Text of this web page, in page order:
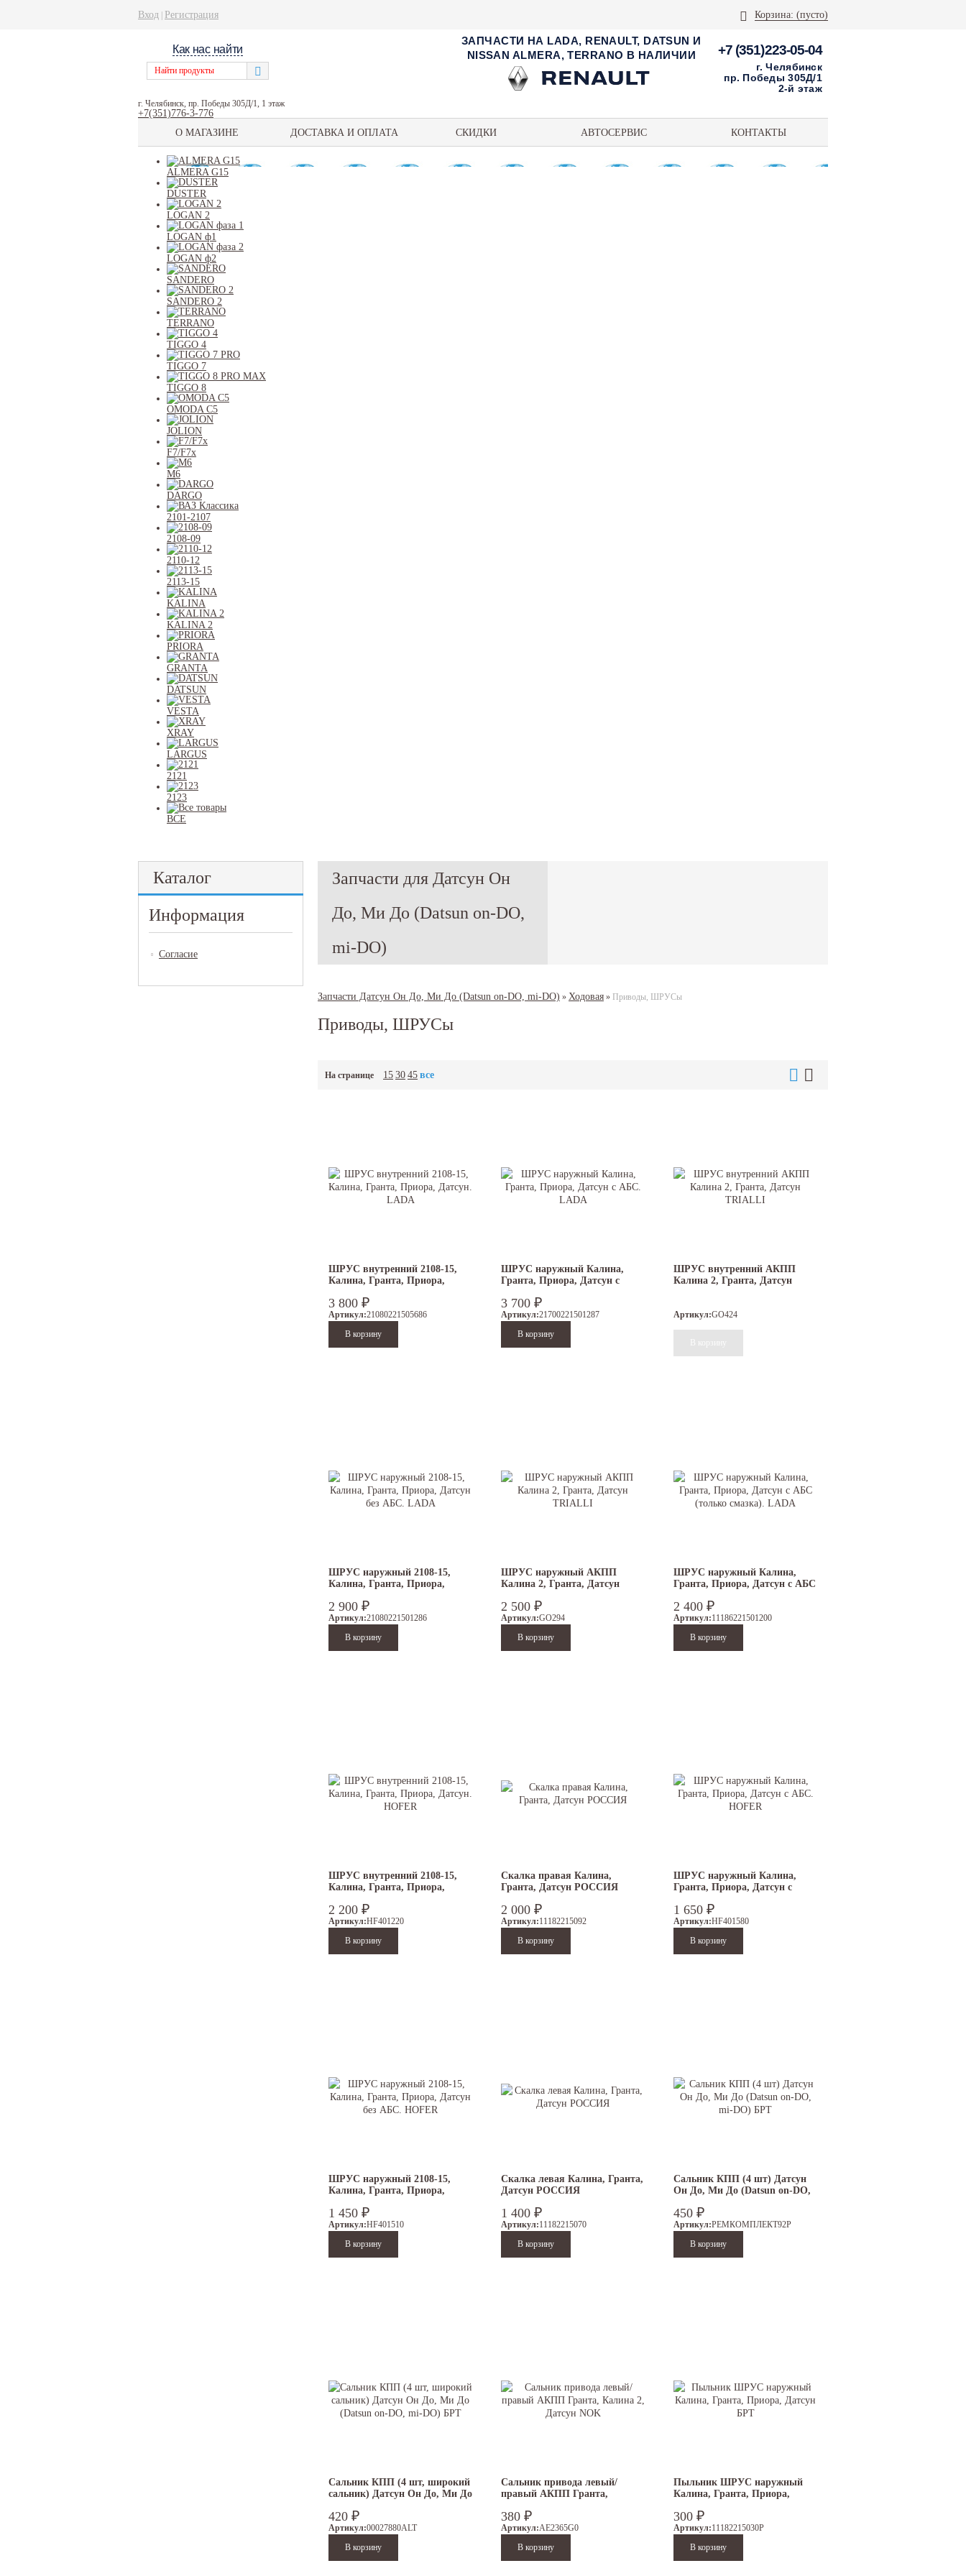
Вход Регистрация Корзина: (пусто)
ЗАПЧАСТИ НА LADA, RENAULT, DATSUN И
NISSAN ALMERA, TERRANO В НАЛИЧИИ
Как нас найти +7 (351)223-05-04
г. Челябинск
пр. Победы 305Д/1
2-й этаж
г. Челябинск, пр. Победы 305Д/1, 1 этаж
+7(351)776-3-776
О МАГАЗИНЕ
ДОСТАВКА И ОПЛАТА СКИДКИ АВТОСЕРВИС КОНТАКТЫ
ALMERA G15
DUSTER
LOGAN 2
LOGAN ф1
LOGAN ф2
SANDERO
SANDERO 2
TERRANO
TIGGO 4
TIGGO 7
TIGGO 8
OMODA C5
JOLION
F7/F7x
M6
DARGO
2101-2107
2108-09
2110-12
2113-15
KALINA
KALINA 2
PRIORA
GRANTA
DATSUN
VESTA
XRAY
LARGUS
2121
2123
ВСЕ
Каталог
Информация
Согласие
Запчасти для Датсун Он
До, Ми До (Datsun on-DO,
mi-DO)
Запчасти Датсун Он До, Ми До (Datsun on-DO, mi-DO) » Ходовая » Приводы, ШРУСы
Приводы, ШРУСы
На странице 153045все
ШРУС внутренний 2108-15,
Калина, Гранта, Приора,
3 800 ₽
Артикул:21080221505686
ШРУС наружный Калина,
Гранта, Приора, Датсун с
3 700 ₽
Артикул:21700221501287
ШРУС внутренний АКПП
Калина 2, Гранта, Датсун
Артикул:GO424
ШРУС наружный 2108-15,
Калина, Гранта, Приора,
2 900 ₽
Артикул:21080221501286
ШРУС наружный АКПП
Калина 2, Гранта, Датсун
2 500 ₽
Артикул:GO294
ШРУС наружный Калина,
Гранта, Приора, Датсун с АБС
2 400 ₽
Артикул:11186221501200
ШРУС внутренний 2108-15,
Калина, Гранта, Приора,
2 200 ₽
Артикул:HF401220
Скалка правая Калина,
Гранта, Датсун РОССИЯ
2 000 ₽
Артикул:11182215092
ШРУС наружный Калина,
Гранта, Приора, Датсун с
1 650 ₽
Артикул:HF401580
ШРУС наружный 2108-15,
Калина, Гранта, Приора,
1 450 ₽
Артикул:HF401510
Скалка левая Калина, Гранта,
Датсун РОССИЯ
1 400 ₽
Артикул:11182215070
Сальник КПП (4 шт) Датсун
Он До, Ми До (Datsun on-DO,
450 ₽
Артикул:РЕМКОМПЛЕКТ92Р
Сальник КПП (4 шт, широкий
сальник) Датсун Он До, Ми До
420 ₽
Артикул:00027880ALT
Сальник привода левый/
правый АКПП Гранта,
380 ₽
Артикул:AE2365G0
Пыльник ШРУС наружный
Калина, Гранта, Приора,
300 ₽
Артикул:11182215030Р